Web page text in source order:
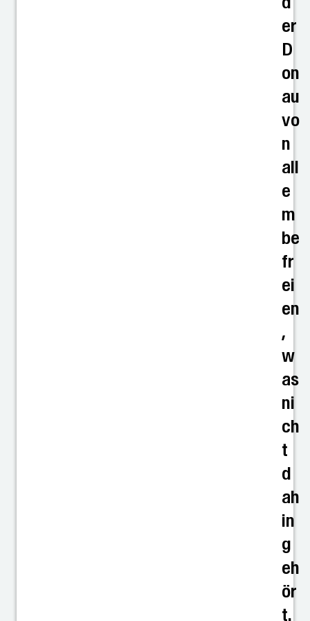
er
D
on
au
vo
n
all
e
m
be
fr
ei
en
,
w
as
ni
ch
t
d
ah
in
g
eh
ör
t.